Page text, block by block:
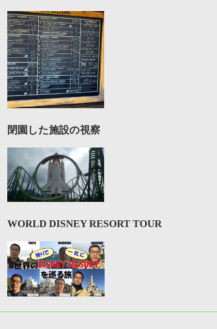
閉園した施設の視察
WORLD DISNEY RESORT TOUR